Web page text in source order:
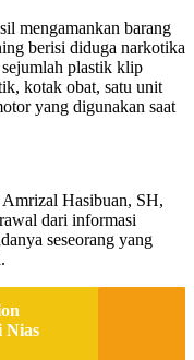
mengamankan barang
berisi diduga narkotika
plastik klip
kotak obat, satu unit
yang digunakan saat
Hasibuan, SH,
dari informasi
seseorang yang
Nias